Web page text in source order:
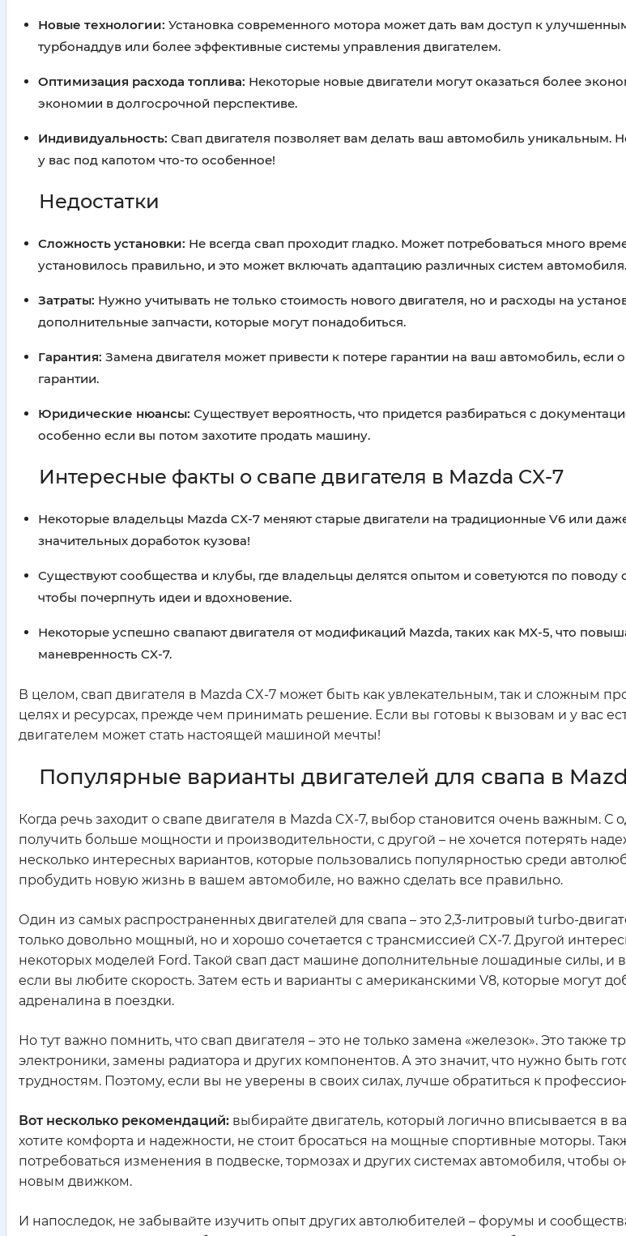
Новые технологии: Установка современного мотора может дать вам доступ к
турбонаддув или более эффективные системы управления двигателем.
Оптимизация расхода топлива: Некоторые новые двигатели могут оказаться более
экономии в долгосрочной перспективе.
Индивидуальность: Свап двигателя позволяет вам делать ваш автомобиль уникальным.
у вас под капотом что-то особенное!
Недостатки
Сложность установки: Не всегда свап проходит гладко. Может потребоваться много
установилось правильно, и это может включать адаптацию различных систем автомобиля.
Затраты: Нужно учитывать не только стоимость нового двигателя, но и расходы на
дополнительные запчасти, которые могут понадобиться.
Гарантия: Замена двигателя может привести к потере гарантии на ваш автомобиль, если
гарантии.
Юридические нюансы: Существует вероятность, что придется разбираться с
особенно если вы потом захотите продать машину.
Интересные факты о свапе двигателя в Mazda CX-7
Некоторые владельцы Mazda CX-7 меняют старые двигатели на традиционные V6 или
значительных доработок кузова!
Существуют сообщества и клубы, где владельцы делятся опытом и советуются по поводу
чтобы почерпнуть идеи и вдохновение.
Некоторые успешно свапают двигателя от модификаций Mazda, таких как MX-5, что
маневренность CX-7.
В целом, свап двигателя в Mazda CX-7 может быть как увлекательным, так и сложным
целях и ресурсах, прежде чем принимать решение. Если вы готовы к вызовам и у вас
двигателем может стать настоящей машиной мечты!
Популярные варианты двигателей для свапа в
Когда речь заходит о свапе двигателя в Mazda CX-7, выбор становится очень важным. С
получить больше мощности и производительности, с другой – не хочется потерять
несколько интересных вариантов, которые пользовались популярностью среди
пробудить новую жизнь в вашем автомобиле, но важно сделать все правильно.
Один из самых распространенных двигателей для свапа – это 2,3-литровый turbo-
только довольно мощный, но и хорошо сочетается с трансмиссией CX-7. Другой
некоторых моделей Ford. Такой свап даст машине дополнительные лошадиные силы, и
если вы любите скорость. Затем есть и варианты с американскими V8, которые могут
адреналина в поездки.
Но тут важно помнить, что свап двигателя – это не только замена «железок». Это также
электроники, замены радиатора и других компонентов. А это значит, что нужно быть
трудностям. Поэтому, если вы не уверены в своих силах, лучше обратиться к
Вот несколько рекомендаций: выбирайте двигатель, который логично вписывается в
хотите комфорта и надежности, не стоит бросаться на мощные спортивные моторы.
потребоваться изменения в подвеске, тормозах и других системах автомобиля, чтобы
новым движком.
И напоследок, не забывайте изучить опыт других автолюбителей – форумы и